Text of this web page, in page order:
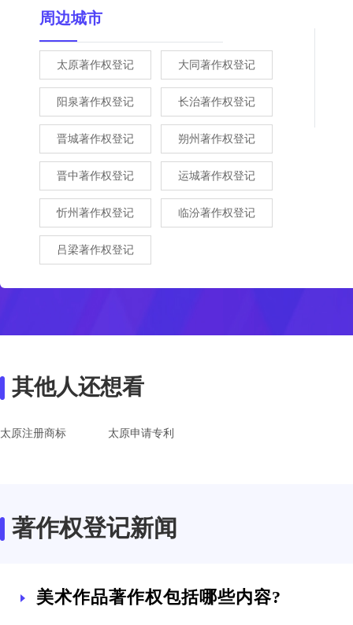
周边城市
太原著作权登记 大同著作权登记
阳泉著作权登记 长治著作权登记
晋城著作权登记 朔州著作权登记
晋中著作权登记 运城著作权登记
忻州著作权登记 临汾著作权登记
吕梁著作权登记
其他人还想看
太原注册商标 太原申请专利
著作权登记新闻
美术作品著作权包括哪些内容?